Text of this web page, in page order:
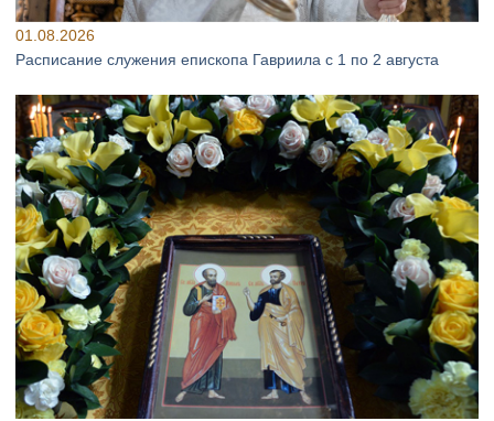
01.08.2026
Расписание служения епископа Гавриила с 1 по 2 августа